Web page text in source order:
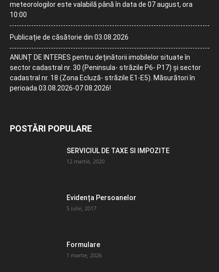
meteorologilor este valabilă până în data de 07 august, ora
10:00
Publicație de căsătorie din 03.08.2026
ANUNȚ DE INTERES pentru deținătorii imobilelor situate în
sector cadastral nr. 30 (Peninsula- străzile P6- P17) și sector
cadastral nr. 18 (Zona Ecluză- străzile E1-E5). Măsurători în
perioada 03.08.2026-07.08.2026!
POSTĂRI POPULARE
SERVICIUL DE TAXE SI IMPOZITE
12 martie, 2020
Evidența Persoanelor
5 iulie, 2017
Formulare
1 martie, 2026